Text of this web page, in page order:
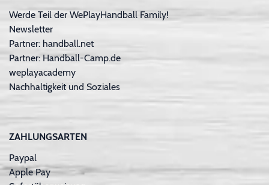
Werde Teil der WePlayHandball Family!
Newsletter
Partner: handball.net
Partner: Handball-Camp.de
weplayacademy
Nachhaltigkeit und Soziales
ZAHLUNGSARTEN
Paypal
Apple Pay